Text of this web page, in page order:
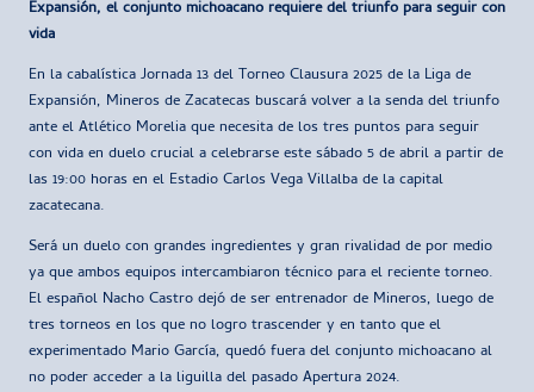
Expansión, el conjunto michoacano requiere del triunfo para seguir con
vida
En la cabalística Jornada 13 del Torneo Clausura 2025 de la Liga de
Expansión, Mineros de Zacatecas buscará volver a la senda del triunfo
ante el Atlético Morelia que necesita de los tres puntos para seguir
con vida en duelo crucial a celebrarse este sábado 5 de abril a partir de
las 19:00 horas en el Estadio Carlos Vega Villalba de la capital
zacatecana.
Será un duelo con grandes ingredientes y gran rivalidad de por medio
ya que ambos equipos intercambiaron técnico para el reciente torneo.
El español Nacho Castro dejó de ser entrenador de Mineros, luego de
tres torneos en los que no logro trascender y en tanto que el
experimentado Mario García, quedó fuera del conjunto michoacano al
no poder acceder a la liguilla del pasado Apertura 2024.